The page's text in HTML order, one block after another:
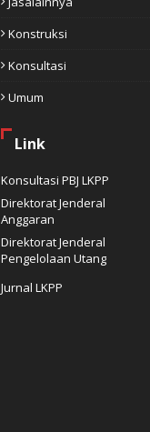
Konstruksi
Konsultasi
Umum
Link
Konsultasi PBJ LKPP
Direktorat Jenderal
Anggaran
Direktorat Jenderal
Pengelolaan Utang
Jurnal LKPP